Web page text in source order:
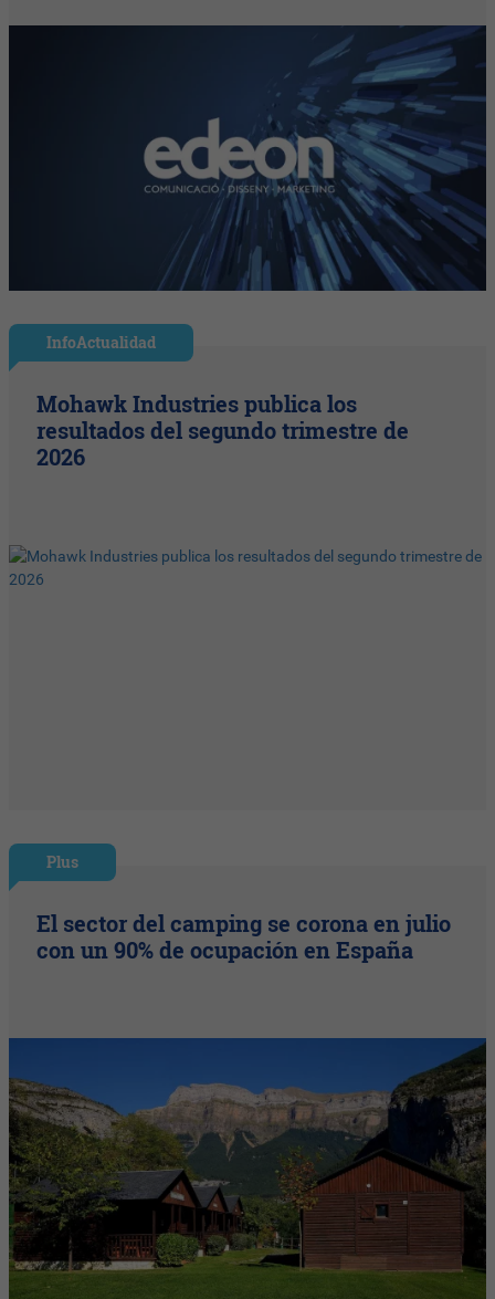
InfoActualidad
Mohawk Industries publica los
resultados del segundo trimestre de
2026
Plus
El sector del camping se corona en julio
con un 90% de ocupación en España